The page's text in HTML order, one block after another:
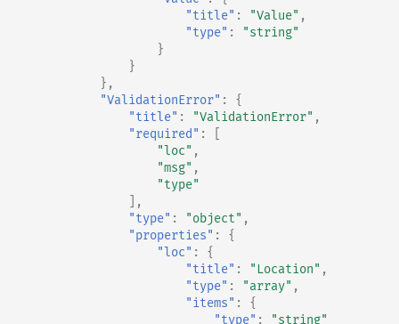
"title" : "Value" ,
"type" :
"string"
}
}
},
"ValidationError" :
{
"title" : "ValidationError" ,
"required" :
"loc" ,
"msg" ,
"type"
],
"type" : "object" ,
"properties" :
{
"loc" :
{
"title" : "Location" ,
"type" : "array" ,
"items" :
{
"type" :
"string"